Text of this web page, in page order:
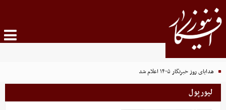
هدایای روز خبرنگار ۱۴۰۵ اعلام شد
لیورپول